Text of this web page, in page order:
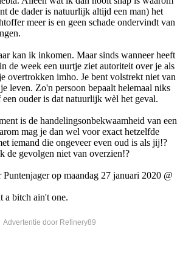
de dader is natuurlijk altijd een man) het
meer is en geen schade ondervindt van
kan ik inkomen. Maar sinds wanneer heeft
de week een uurtje ziet autoriteit over je als
overtrokken imho. Je bent volstrekt niet van
leven. Zo'n persoon bepaalt helemaal niks
ouder is dat natuurlijk wèl het geval.
is de handelingsonbekwaamheid van een
mag je dan wel voor exact hetzelfde
iemand die ongeveer even oud is als jij!?
de gevolgen niet van overzien!?
op maandag 27 januari 2020 @
a bitch ain't one.
Advertentie door Refinery89